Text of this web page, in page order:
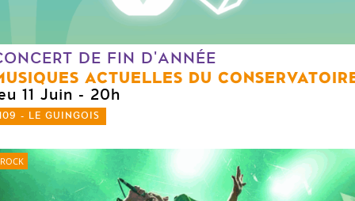
DE FIN D'ANNÉE
ACTUELLES DU
11 Juin - 20h
- LE GUINGOIS
ROCK